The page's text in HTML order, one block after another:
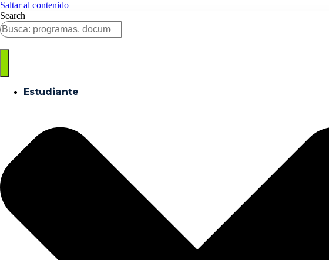
Saltar al contenido
Search
Estudiante